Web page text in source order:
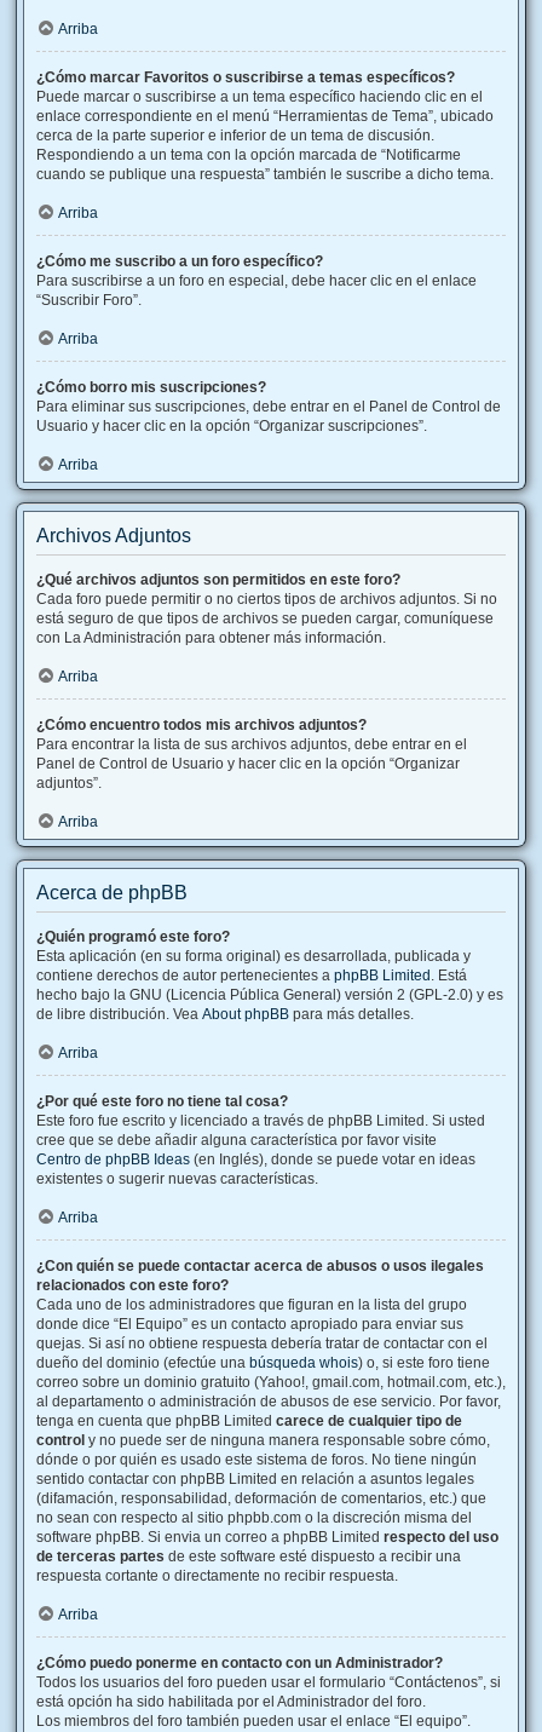
Arriba
¿Cómo marcar Favoritos o suscribirse a temas específicos?
Puede marcar o suscribirse a un tema específico haciendo clic en el
enlace correspondiente en el menú “Herramientas de Tema”, ubicado
cerca de la parte superior e inferior de un tema de discusión.
Respondiendo a un tema con la opción marcada de “Notificarme
cuando se publique una respuesta” también le suscribe a dicho tema.
Arriba
¿Cómo me suscribo a un foro específico?
Para suscribirse a un foro en especial, debe hacer clic en el enlace
“Suscribir Foro”.
Arriba
¿Cómo borro mis suscripciones?
Para eliminar sus suscripciones, debe entrar en el Panel de Control de
Usuario y hacer clic en la opción “Organizar suscripciones”.
Arriba
Archivos Adjuntos
¿Qué archivos adjuntos son permitidos en este foro?
Cada foro puede permitir o no ciertos tipos de archivos adjuntos. Si no
está seguro de que tipos de archivos se pueden cargar, comuníquese
con La Administración para obtener más información.
Arriba
¿Cómo encuentro todos mis archivos adjuntos?
Para encontrar la lista de sus archivos adjuntos, debe entrar en el
Panel de Control de Usuario y hacer clic en la opción “Organizar
adjuntos”.
Arriba
Acerca de phpBB
¿Quién programó este foro?
Esta aplicación (en su forma original) es desarrollada, publicada y
contiene derechos de autor pertenecientes a phpBB Limited . Está
hecho bajo la GNU (Licencia Pública General) versión 2 (GPL-2.0) y es
de libre distribución. Vea About phpBB para más detalles.
Arriba
¿Por qué este foro no tiene tal cosa?
Este foro fue escrito y licenciado a través de phpBB Limited. Si usted
cree que se debe añadir alguna característica por favor visite
Centro de phpBB Ideas (en Inglés), donde se puede votar en ideas
existentes o sugerir nuevas características.
Arriba
¿Con quién se puede contactar acerca de abusos o usos ilegales
relacionados con este foro?
Cada uno de los administradores que figuran en la lista del grupo
donde dice “El Equipo” es un contacto apropiado para enviar sus
quejas. Si así no obtiene respuesta debería tratar de contactar con el
dueño del dominio (efectúe una búsqueda whois) o, si este foro tiene
correo sobre un dominio gratuito (Yahoo!, gmail.com, hotmail.com, etc.),
al departamento o administración de abusos de ese servicio. Por favor,
tenga en cuenta que phpBB Limited carece de cualquier tipo de
control y no puede ser de ninguna manera responsable sobre cómo,
dónde o por quién es usado este sistema de foros. No tiene ningún
sentido contactar con phpBB Limited en relación a asuntos legales
(difamación, responsabilidad, deformación de comentarios, etc.) que
no sean con respecto al sitio phpbb.com o la discreción misma del
software phpBB. Si envia un correo a phpBB Limited respecto del uso
de terceras partes de este software esté dispuesto a recibir una
respuesta cortante o directamente no recibir respuesta.
Arriba
¿Cómo puedo ponerme en contacto con un Administrador?
Todos los usuarios del foro pueden usar el formulario “Contáctenos”, si
está opción ha sido habilitada por el Administrador del foro.
Los miembros del foro también pueden usar el enlace “El equipo”.